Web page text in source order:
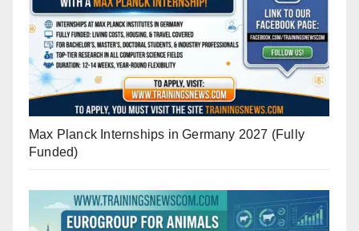
Max Planck Internships in Germany 2027 (Fully
Funded)